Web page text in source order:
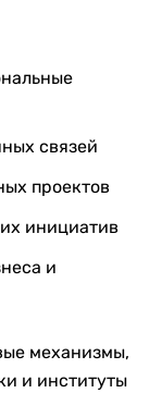
связей
проектов
инициатив
и
механизмы,
и институты